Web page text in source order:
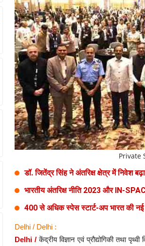
Private
डॉ. जितेंद्र सिंह ने अंतरिक्ष क्षेत्र में निवेश
भारतीय अंतरिक्ष नीति 2023 और IN-
400 से अधिक स्पेस स्टार्ट-अप भारत की
Delhi / Delhi :
Delhi /केंद्रीय विज्ञान एवं प्रौद्योगिकी तथा